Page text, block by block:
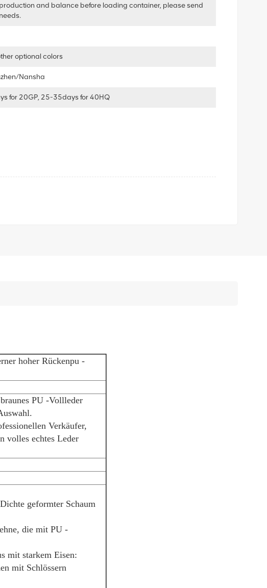
and balance before loading container, please send
optional colors
Nansha
for 20GP, 25-35days for 40HQ
hoher Rückenpu -
PU -Vollleder
Verkäufer,
volles echtes Leder
geformter Schaum
die mit PU -
mit starkem Eisen:
mit Schlössern